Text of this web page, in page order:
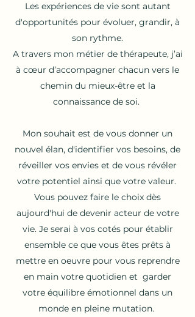
Les expériences de vie sont autant
d'opportunités pour évoluer, grandir, à
son rythme.
A travers mon métier de thérapeute, j’ai
à cœur d’accompagner chacun vers le
chemin du mieux-être et la
connaissance de soi.
Mon souhait est de vous donner un
nouvel élan, d'identifier vos besoins, de
réveiller vos envies et de vous révéler
votre potentiel ainsi que votre valeur.
Vous pouvez faire le choix dès
aujourd'hui de devenir acteur de votre
vie. Je serai à vos cotés pour établir
ensemble ce que vous êtes prêts à
mettre en oeuvre pour vous reprendre
en main votre quotidien et garder
votre équilibre émotionnel dans un
monde en pleine mutation.